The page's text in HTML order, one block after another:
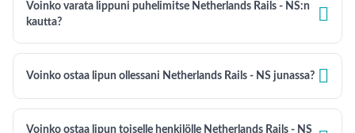
Voinko varata lippuni puhelimitse Netherlands Rails - NS:n
kautta?

Voinko ostaa lipun ollessani Netherlands Rails - NS junassa? 
Voinko ostaa lipun toiselle henkilölle Netherlands Rails - NS